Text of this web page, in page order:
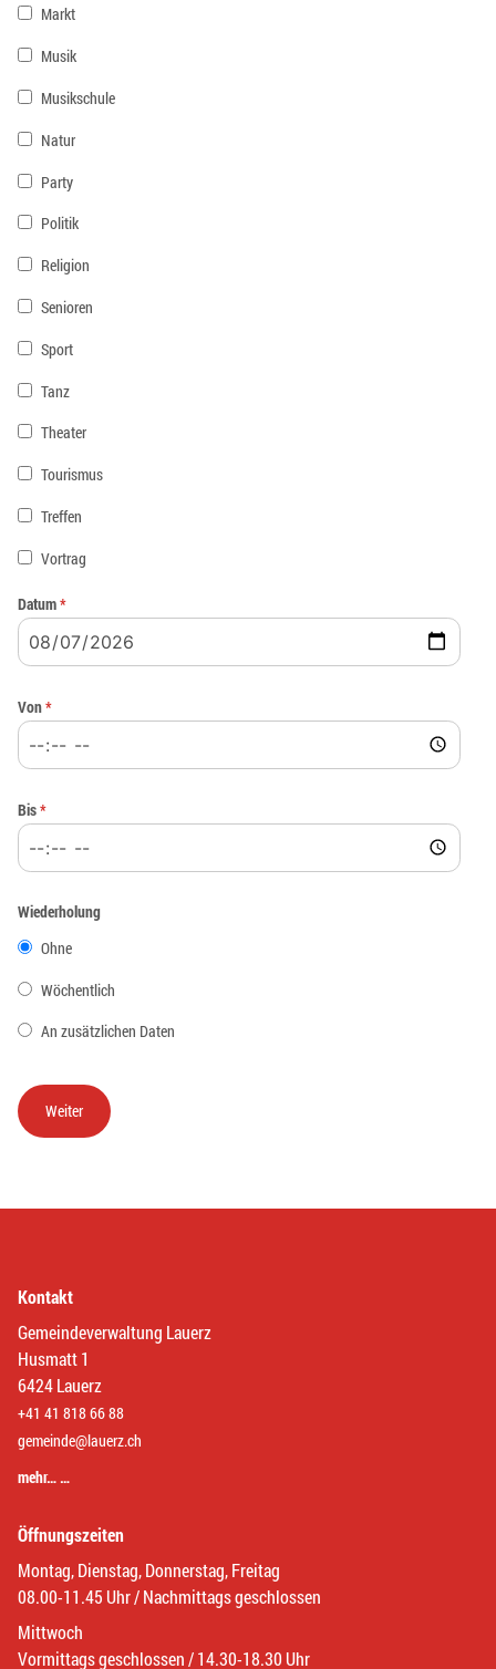
Markt
Musik
Musikschule
Natur
Party
Politik
Religion
Senioren
Sport
Tanz
Theater
Tourismus
Treffen
Vortrag
Datum*
Von*
Bis*
Wiederholung
Ohne
Wöchentlich
An zusätzlichen Daten
Kontakt
Gemeindeverwaltung Lauerz
Husmatt 1
6424 Lauerz
+41 41 818 66 88
gemeinde@lauerz.ch
mehr… …
Öffnungszeiten
Montag, Dienstag, Donnerstag, Freitag
08.00-11.45 Uhr / Nachmittags geschlossen
Mittwoch
Vormittags geschlossen / 14.30-18.30 Uhr